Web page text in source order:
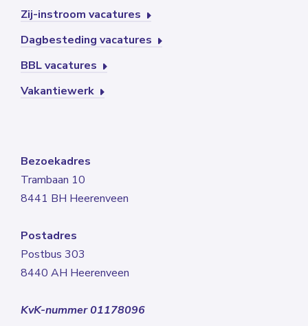
Zij-instroom vacatures
Dagbesteding vacatures
BBL vacatures
Vakantiewerk
Bezoekadres
Trambaan 10
8441 BH Heerenveen
Postadres
Postbus 303
8440 AH Heerenveen
KvK-nummer 01178096